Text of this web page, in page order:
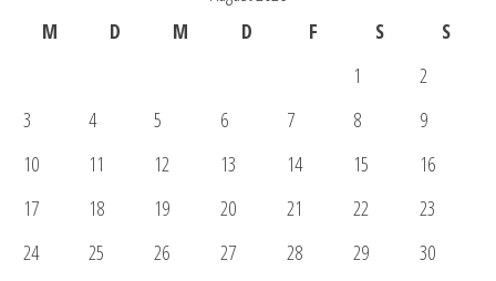
M
D M D F S
S
1
2
3
4 5 6 7 8
9
10
11 12 13 14 15
16
17
18 19 20 21 22
23
24
25 26 27 28 29
30